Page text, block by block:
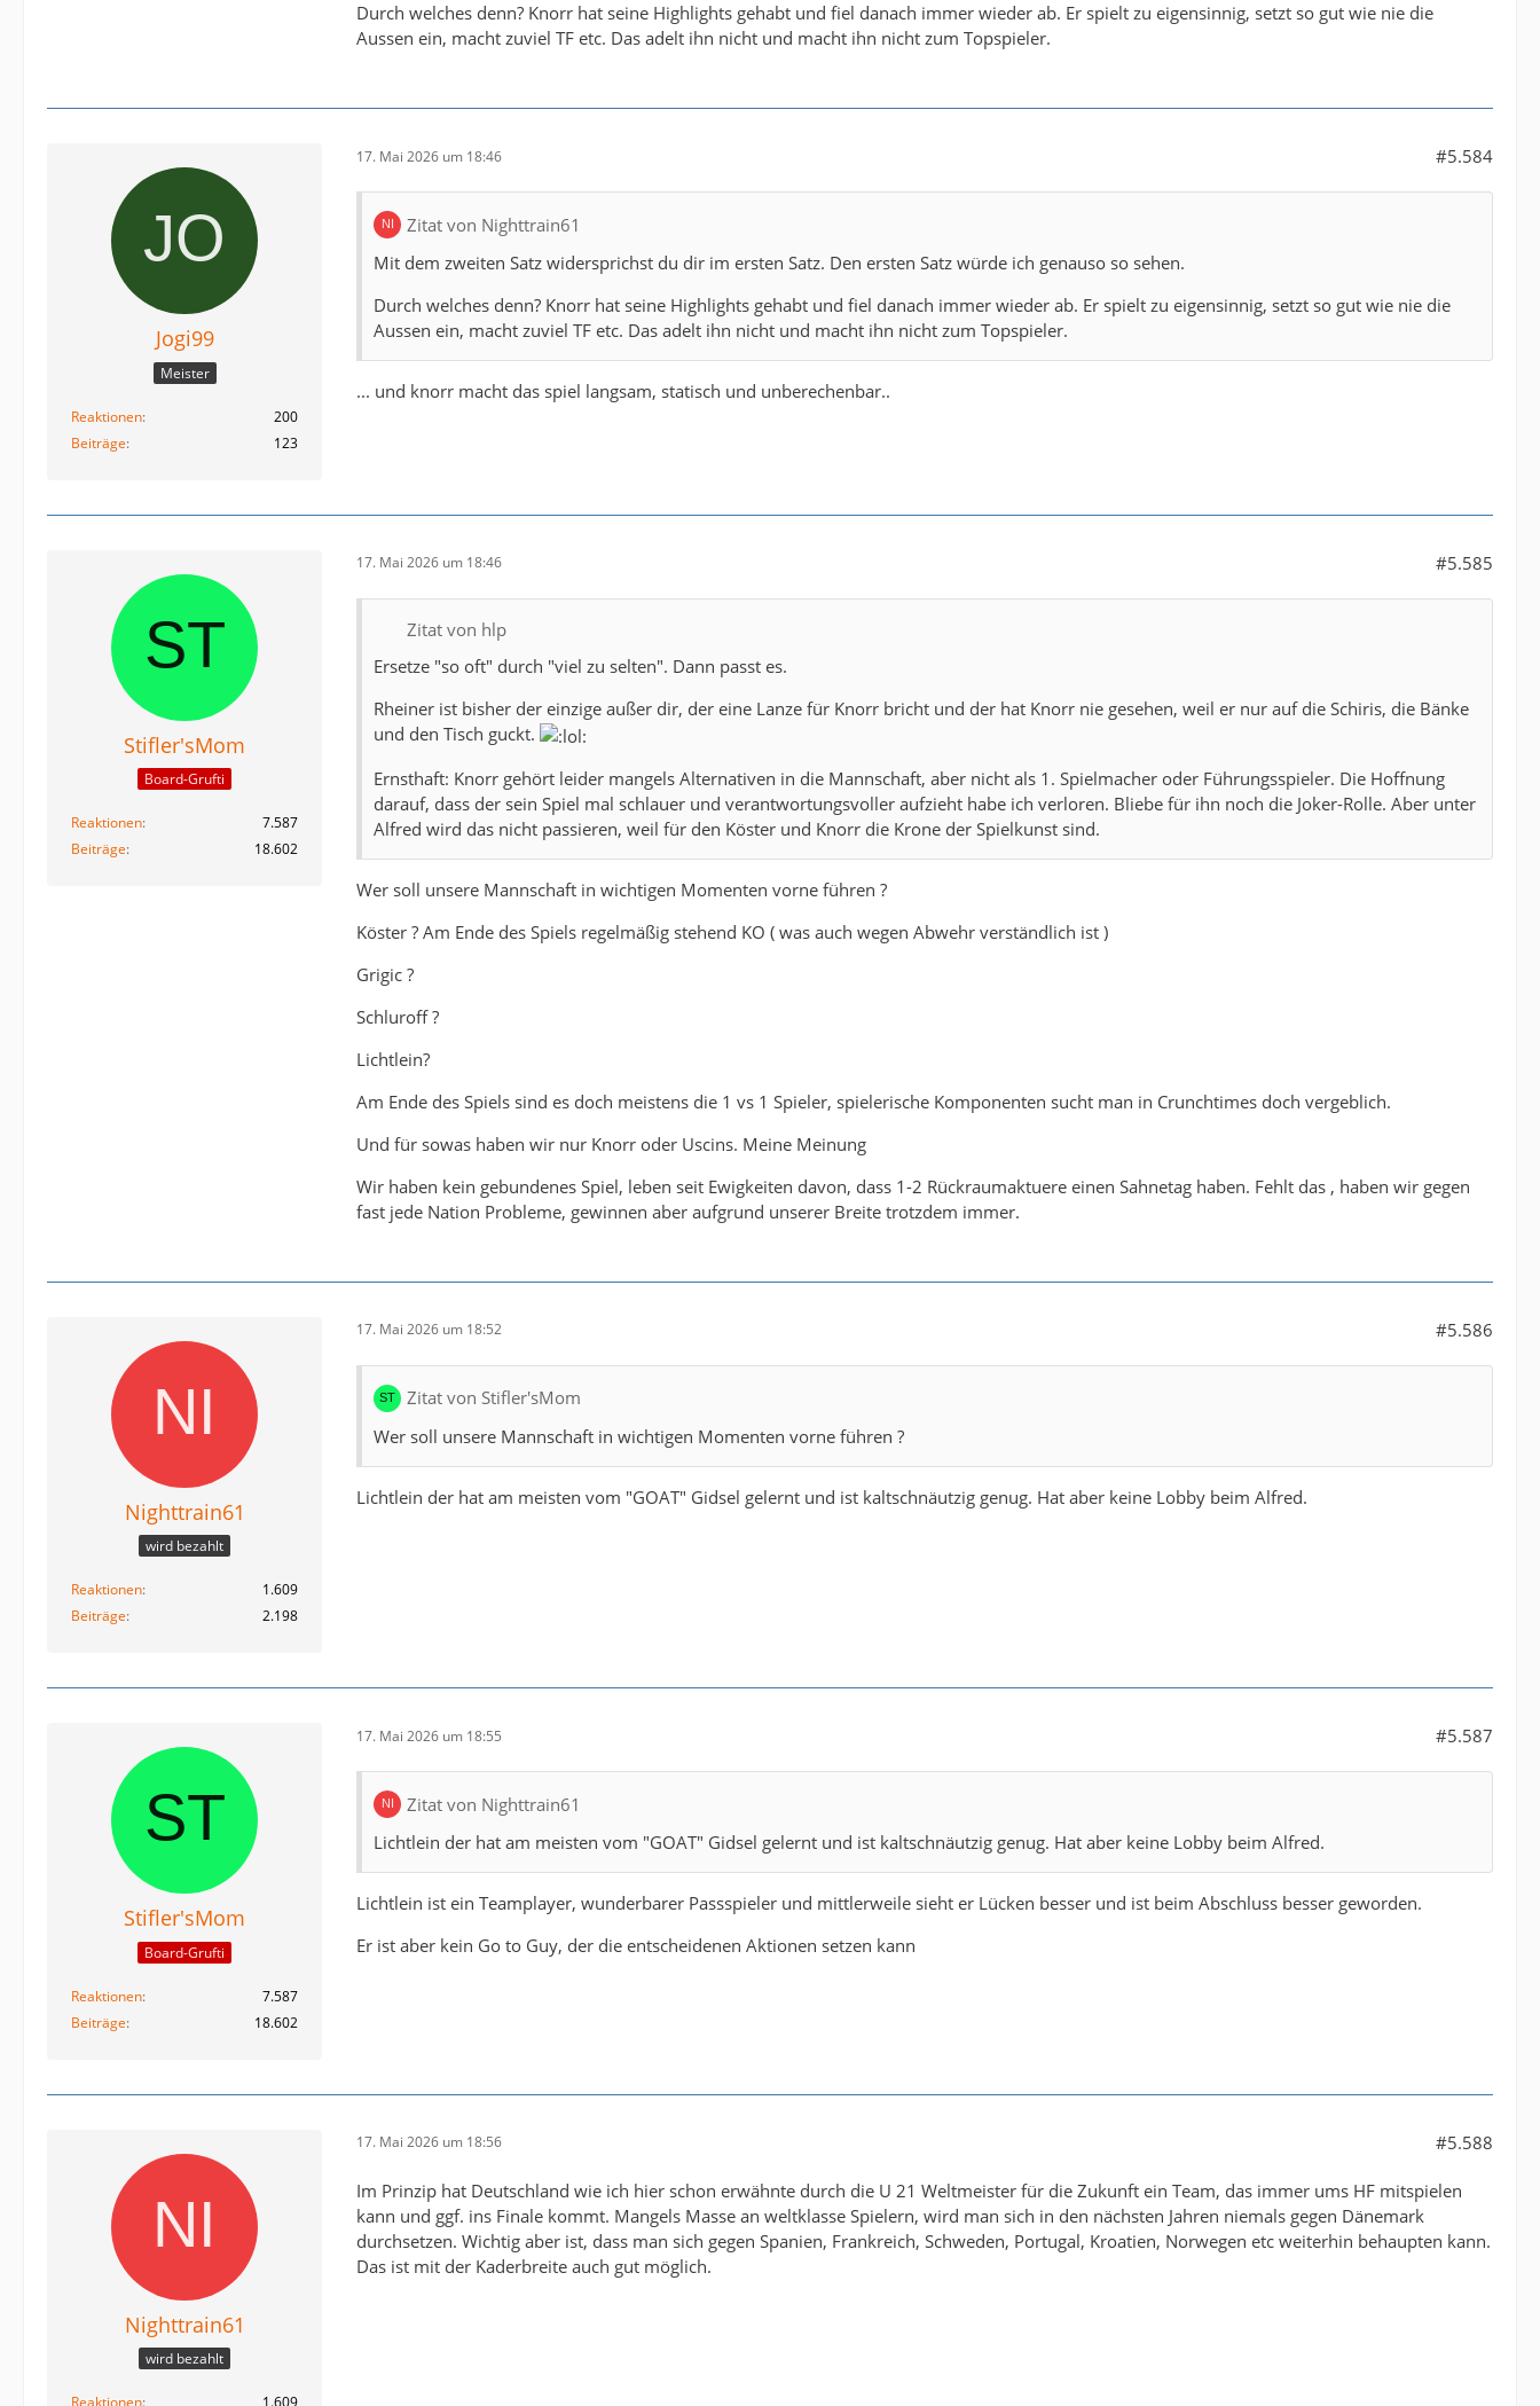
Durch welches denn? Knorr hat seine Highlights gehabt und fiel danach immer wieder ab. Er spielt zu eigensinnig, setzt so gut wie nie die
Aussen ein, macht zuviel TF etc. Das adelt ihn nicht und macht ihn nicht zum Topspieler.
Jogi99
Meister
Reaktionen
200
Beiträge
123
17. Mai 2026 um 18:46 #5.584
Zitat von Nighttrain61
Mit dem zweiten Satz widersprichst du dir im ersten Satz. Den ersten Satz würde ich genauso so sehen.
Durch welches denn? Knorr hat seine Highlights gehabt und fiel danach immer wieder ab. Er spielt zu eigensinnig, setzt so gut wie nie die
Aussen ein, macht zuviel TF etc. Das adelt ihn nicht und macht ihn nicht zum Topspieler.
... und knorr macht das spiel langsam, statisch und unberechenbar..
Stifler'sMom
Board-Grufti
Reaktionen
7.587
Beiträge
18.602
17. Mai 2026 um 18:46 #5.585
Zitat von hlp
Ersetze "so oft" durch "viel zu selten". Dann passt es.
Rheiner ist bisher der einzige außer dir, der eine Lanze für Knorr bricht und der hat Knorr nie gesehen, weil er nur auf die Schiris, die Bänke
und den Tisch guckt.
Ernsthaft: Knorr gehört leider mangels Alternativen in die Mannschaft, aber nicht als 1. Spielmacher oder Führungsspieler. Die Hoffnung
darauf, dass der sein Spiel mal schlauer und verantwortungsvoller aufzieht habe ich verloren. Bliebe für ihn noch die Joker-Rolle. Aber unter
Alfred wird das nicht passieren, weil für den Köster und Knorr die Krone der Spielkunst sind.
Wer soll unsere Mannschaft in wichtigen Momenten vorne führen ?
Köster ? Am Ende des Spiels regelmäßig stehend KO ( was auch wegen Abwehr verständlich ist )
Grigic ?
Schluroff ?
Lichtlein?
Am Ende des Spiels sind es doch meistens die 1 vs 1 Spieler, spielerische Komponenten sucht man in Crunchtimes doch vergeblich.
Und für sowas haben wir nur Knorr oder Uscins. Meine Meinung
Wir haben kein gebundenes Spiel, leben seit Ewigkeiten davon, dass 1-2 Rückraumaktuere einen Sahnetag haben. Fehlt das , haben wir gegen
fast jede Nation Probleme, gewinnen aber aufgrund unserer Breite trotzdem immer.
Nighttrain61
wird bezahlt
Reaktionen
1.609
Beiträge
2.198
17. Mai 2026 um 18:52 #5.586
Zitat von Stifler'sMom
Wer soll unsere Mannschaft in wichtigen Momenten vorne führen ?
Lichtlein der hat am meisten vom "GOAT" Gidsel gelernt und ist kaltschnäutzig genug. Hat aber keine Lobby beim Alfred.
Stifler'sMom
Board-Grufti
Reaktionen
7.587
Beiträge
18.602
17. Mai 2026 um 18:55 #5.587
Zitat von Nighttrain61
Lichtlein der hat am meisten vom "GOAT" Gidsel gelernt und ist kaltschnäutzig genug. Hat aber keine Lobby beim Alfred.
Lichtlein ist ein Teamplayer, wunderbarer Passspieler und mittlerweile sieht er Lücken besser und ist beim Abschluss besser geworden.
Er ist aber kein Go to Guy, der die entscheidenen Aktionen setzen kann
Nighttrain61
wird bezahlt
17. Mai 2026 um 18:56 #5.588
Im Prinzip hat Deutschland wie ich hier schon erwähnte durch die U 21 Weltmeister für die Zukunft ein Team, das immer ums HF mitspielen
kann und ggf. ins Finale kommt. Mangels Masse an weltklasse Spielern, wird man sich in den nächsten Jahren niemals gegen Dänemark
durchsetzen. Wichtig aber ist, dass man sich gegen Spanien, Frankreich, Schweden, Portugal, Kroatien, Norwegen etc weiterhin behaupten kann.
Das ist mit der Kaderbreite auch gut möglich.